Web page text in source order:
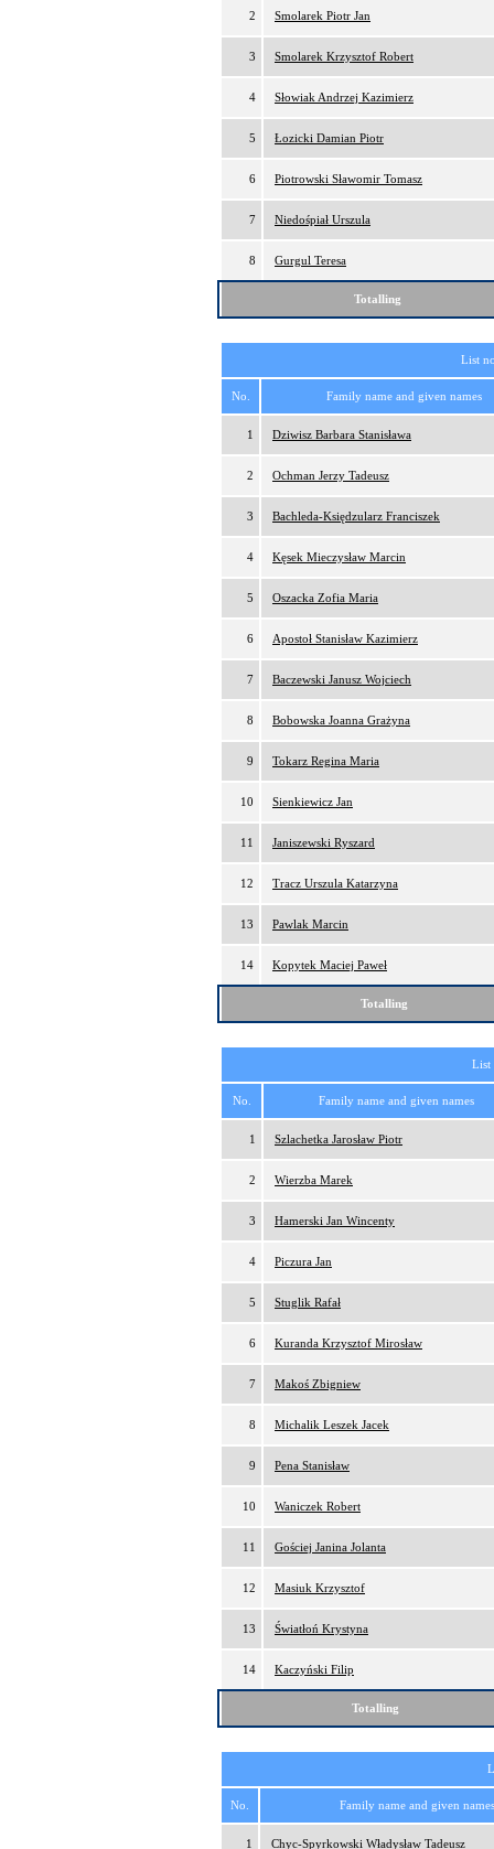
2 Smolarek Piotr Jan
3 Smolarek Krzysztof Robert
4 Słowiak Andrzej Kazimierz
5 Łozicki Damian Piotr
6 Piotrowski Sławomir Tomasz
7 Niedośpiał Urszula
8 Gurgul Teresa
Totalling
List
No. Family name and given names
1 Dziwisz Barbara Stanisława
2 Ochman Jerzy Tadeusz
3 Bachleda-Księdzularz Franciszek
4 Kęsek Mieczysław Marcin
5 Oszacka Zofia Maria
6 Apostoł Stanisław Kazimierz
7 Baczewski Janusz Wojciech
8 Bobowska Joanna Grażyna
9 Tokarz Regina Maria
10 Sienkiewicz Jan
11 Janiszewski Ryszard
12 Tracz Urszula Katarzyna
13 Pawlak Marcin
14 Kopytek Maciej Paweł
Totalling
List
No. Family name and given names
1 Szlachetka Jarosław Piotr
2 Wierzba Marek
3 Hamerski Jan Wincenty
4 Piczura Jan
5 Stuglik Rafał
6 Kuranda Krzysztof Mirosław
7 Makoś Zbigniew
8 Michalik Leszek Jacek
9 Pena Stanisław
10 Waniczek Robert
11 Gościej Janina Jolanta
12 Masiuk Krzysztof
13 Światłoń Krystyna
14 Kaczyński Filip
Totalling
No. Family name and given names
1 Chyc-Spyrkowski Władysław Tadeusz